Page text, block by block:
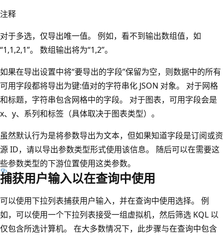
注释
对于多选，仅导出唯一值。 例如，看不到输出数组值，如
“1,1,2,1”。 数组输出将为“1,2”。
如果在导出设置中将“要导出的字段”保留为空，则数据中的所有
可用字段都将导出为键:值对的字符串化 JSON 对象。 对于网格
和标题，字符串包含网格中的字段。 对于图表，可用字段会是
x、y、系列和标签（具体取决于图表类型）。
虽然默认行为是将参数导出为文本，但如果知道字段是订阅或资
源 ID，请以导出参数类型形式使用该信息。 随后可以在需要这
些参数类型的下游位置使用这类参数。
捕获用户输入以在查询中使用
可以使用下拉列表捕获用户输入，并在查询中使用选择。 例
如，可以使用一个下拉列表接受一组虚拟机，然后筛选 KQL 以
仅包含所选计算机。 在大多数情况下，此步骤与在查询中包含